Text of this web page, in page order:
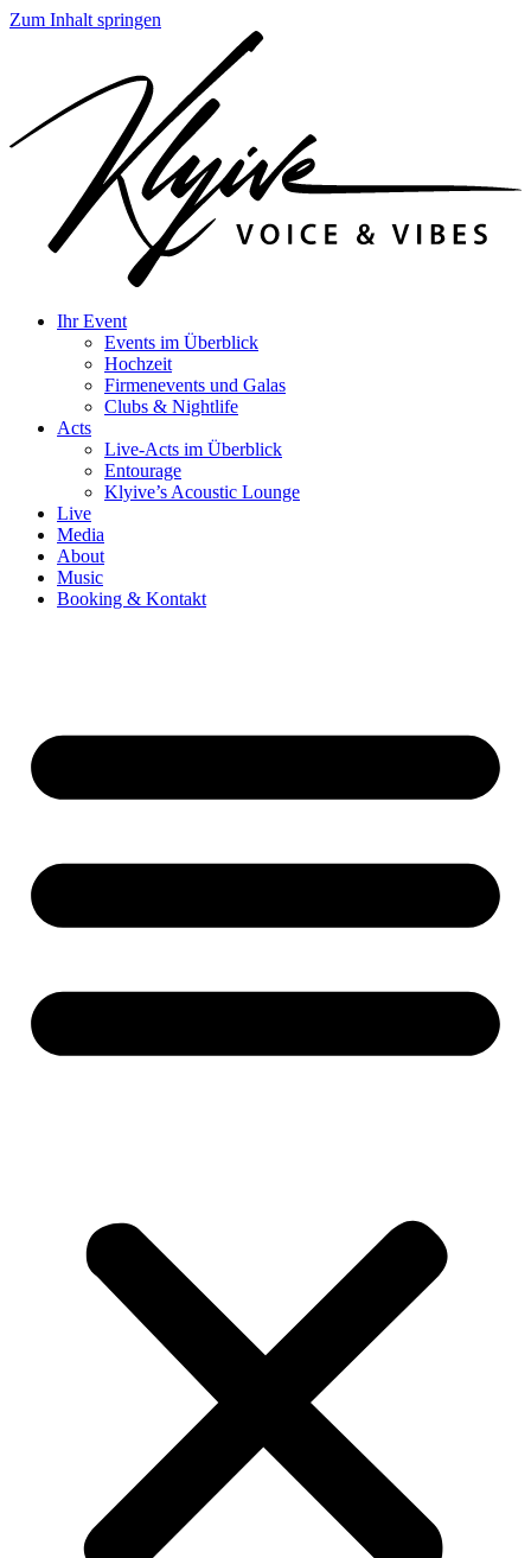
Zum Inhalt springen
Ihr Event
Events im Überblick
Hochzeit
Firmenevents und Galas
Clubs & Nightlife
Acts
Live-Acts im Überblick
Entourage
Klyive’s Acoustic Lounge
Live
Media
About
Music
Booking & Kontakt